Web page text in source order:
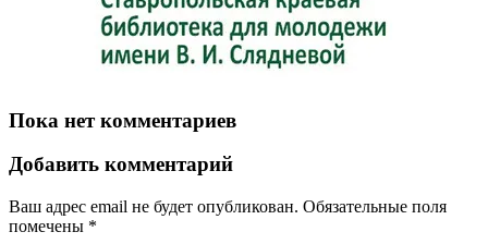
Пока нет комментариев
Добавить комментарий
Ваш адрес email не будет опубликован. Обязательные поля
помечены *